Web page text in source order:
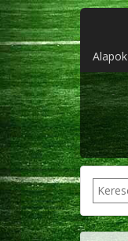
Alapok